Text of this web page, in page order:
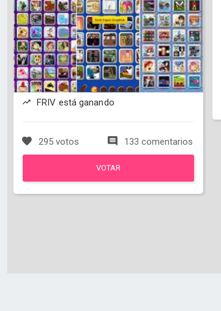
FRIV está ganando
295 votos 133 comentarios
VOTAR